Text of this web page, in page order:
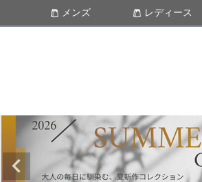
メンズ レディース